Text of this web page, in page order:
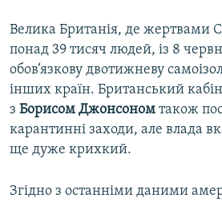
1080p
Велика Британія, де жертвами
понад 39 тисяч людей, із 8
обов‘язкову двотижневу
інших країн. Британський
з Борисом Джонсоном також
карантинні заходи, але влада
ще дуже крихкий.
Згідно з останніми даними